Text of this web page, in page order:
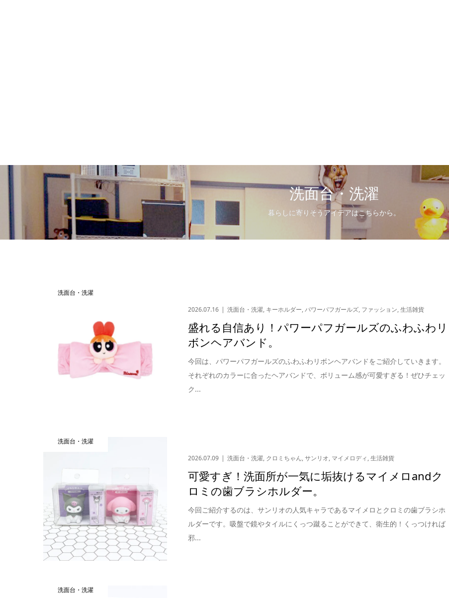
洗面台・洗濯
暮らしに寄りそうアイデアはこちらから。
洗面台・洗濯
2026.07.16 洗面台・洗濯, キーホルダー,パワーパフガールズ, ファッション,生活雑貨
盛れる自信あり！パワーパフガールズのふわふわリ
ボンヘアバンド。
今回は、パワーパフガールズのふわふわリボンヘアバンドをご紹介していきます。
それぞれのカラーに合ったヘアバンドで、ボリューム感が可愛すぎる！ぜひチェッ
ク...
洗面台・洗濯
2026.07.09 洗面台・洗濯, クロミちゃん,サンリオ, マイメロディ,生活雑貨
可愛すぎ！洗面所が一気に垢抜けるマイメロandク
ロミの歯ブラシホルダー。
今回ご紹介するのは、サンリオの人気キャラであるマイメロとクロミの歯ブラシホ
ルダーです。吸盤で鏡やタイルにくっつ蹴ることができて、衛生的！くっつければ
邪...
洗面台・洗濯